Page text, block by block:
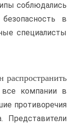
соблюдались
в
специалисты
все компании в
противоречия
Представители